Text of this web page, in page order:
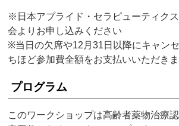
※日本アプライド・セラピューティク
会よりお申し込みください
※当日の欠席や12月31日以降にキャン
ちほど参加費全額をお支払いいただきま
プログラム
このワークショップは高齢者薬物治療